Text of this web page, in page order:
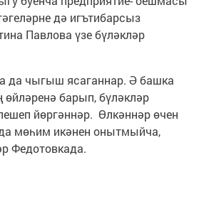
дә игътибарсыз
Павлова үзе бүләкләр
да чыгыш ясаганнар. Ә башка
өйләренә барып, бүләкләр
йөргәннәр. Өлкәннәр өчен
мөһим икәнен онытмыйча,
Федотовкада.